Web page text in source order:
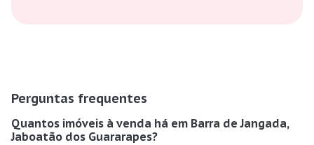
Perguntas frequentes
Quantos imóveis à venda há em Barra de Jangada,
Jaboatão dos Guararapes?